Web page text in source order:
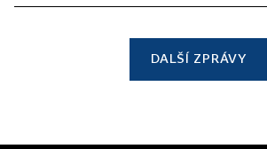
DALŠÍ ZPRÁVY